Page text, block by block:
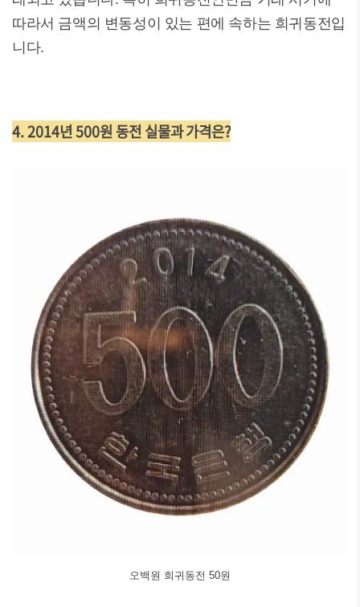
따라서 금액의 변동성이 있는 편에 속하는 희귀동전입
니다.
4. 2014년 500원 동전 실물과 가격은?
오백원 희귀동전 50원